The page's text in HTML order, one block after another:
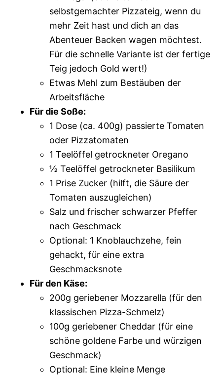
selbstgemachter Pizzateig, wenn du
mehr Zeit hast und dich an das
Abenteuer Backen wagen möchtest.
Für die schnelle Variante ist der fertige
Teig jedoch Gold wert!)
Etwas Mehl zum Bestäuben der
Arbeitsfläche
Für die Soße:
1 Dose (ca. 400g) passierte Tomaten
oder Pizzatomaten
1 Teelöffel getrockneter Oregano
½ Teelöffel getrockneter Basilikum
1 Prise Zucker (hilft, die Säure der
Tomaten auszugleichen)
Salz und frischer schwarzer Pfeffer
nach Geschmack
Optional: 1 Knoblauchzehe, fein
gehackt, für eine extra
Geschmacksnote
Für den Käse:
200g geriebener Mozzarella (für den
klassischen Pizza-Schmelz)
100g geriebener Cheddar (für eine
schöne goldene Farbe und würzigen
Geschmack)
Optional: Eine kleine Menge